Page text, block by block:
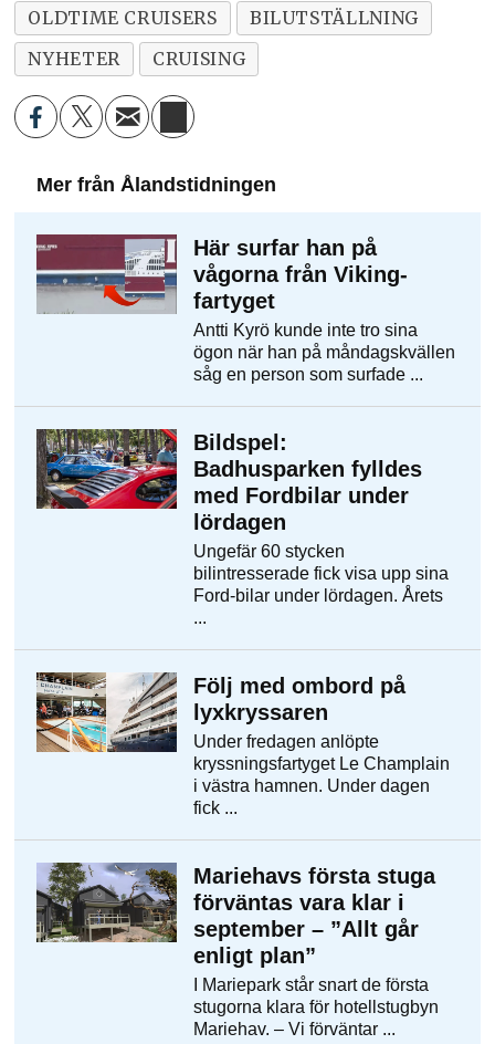
OLDTIME CRUISERS
BILUTSTÄLLNING
NYHETER
CRUISING